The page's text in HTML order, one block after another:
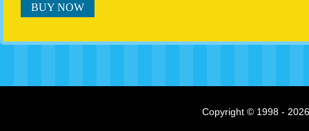
BUY NOW
Copyright © 1998 -